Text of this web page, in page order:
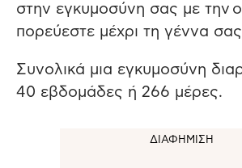
στην εγκυμοσύνη σας με την
πορεύεστε μέχρι τη γέννα
Συνολικά μια εγκυμοσύνη
40 εβδομάδες ή 266 μέρες.